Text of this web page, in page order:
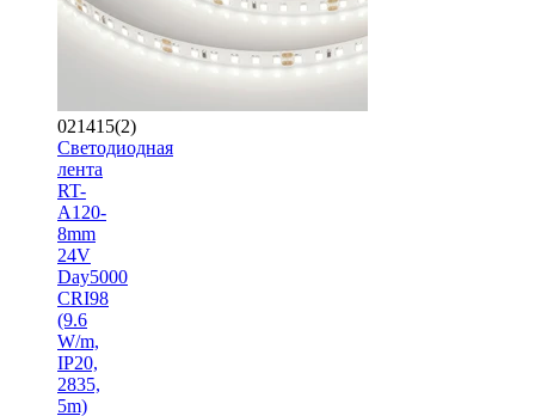
021415(2)
Светодиодная
лента
RT-
A120-
8mm
24V
Day5000
CRI98
(9.6
W/m,
IP20,
2835,
5m)